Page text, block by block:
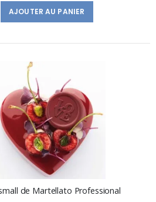
AJOUTER AU PANIER
de Martellato Professional